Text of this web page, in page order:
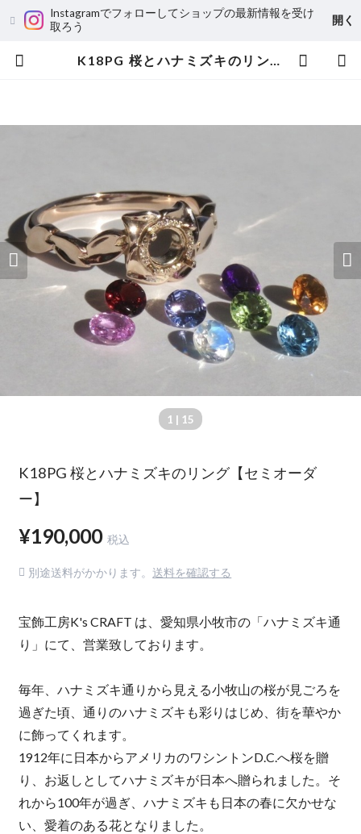
Instagramでフォローしてショップの最新情報を受け
取ろう
開く
K18PG 桜とハナミズキのリング【セミオーダー】 | 宝飾工房 Ｋ’ｓ ＣＲＡＦＴ
1 | 15
K18PG 桜とハナミズキのリング【セミオーダ
ー】
¥190,000 税込
別途送料がかかります。 送料を確認する
宝飾工房K's CRAFT は、愛知県小牧市の「ハナミズキ通
り」にて、営業致しております。
毎年、ハナミズキ通りから見える小牧山の桜が見ごろを
過ぎた頃、通りのハナミズキも彩りはじめ、街を華やか
に飾ってくれます。
1912年に日本からアメリカのワシントンD.C.へ桜を贈
り、お返しとしてハナミズキが日本へ贈られました。そ
れから100年が過ぎ、ハナミズキも日本の春に欠かせな
い、愛着のある花となりました。